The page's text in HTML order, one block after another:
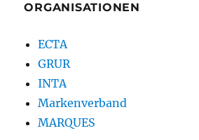
ORGANISATIONEN
ECTA
GRUR
INTA
Markenverband
MARQUES